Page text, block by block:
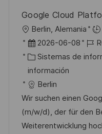
Google Cloud
U
b
a
c
i
ó
Berlin, Alemania
F
e
c
h
a
d
e
2026-06-08
I
D
e
m
p
C
a
t
e
g
o
Sistemas de
información
Berlin
Wir suchen einen
(m/w/d), der für den
Weiterentwicklung